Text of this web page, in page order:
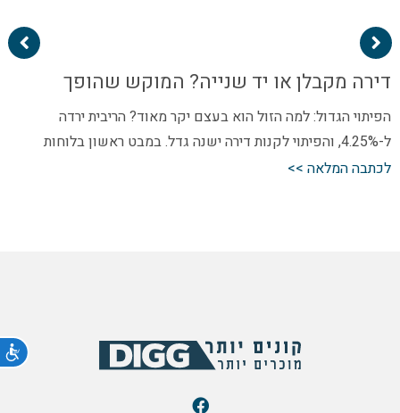
דירה מקבלן או יד שנייה? המוקש שהופך
"מציאה" להפסד כספי | DIGG
הפיתוי הגדול: למה הזול הוא בעצם יקר מאוד? הריבית ירדה
ל-4.25%, והפיתוי לקנות דירה ישנה גדל. במבט ראשון בלוחות
המודעות,…
לכתבה המלאה >>